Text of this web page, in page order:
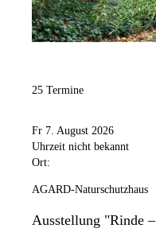
25 Termine
Fr 7. August 2026
Uhrzeit nicht bekannt
Ort:
AGARD-Naturschutzhaus
Ausstellung "Rinde